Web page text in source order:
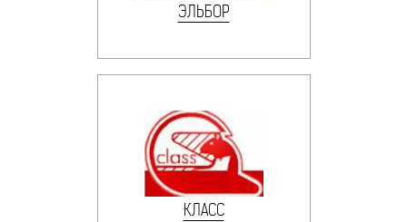
ЭЛЬБОР
КЛАСС